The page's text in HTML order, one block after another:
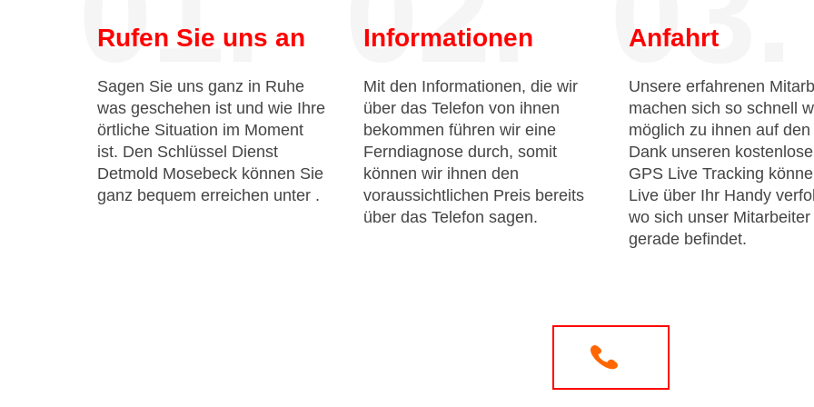
Rufen Sie uns an
Sagen Sie uns ganz in Ruhe
was geschehen ist und wie Ihre
örtliche Situation im Moment
ist. Den Schlüssel Dienst
Detmold Mosebeck können Sie
ganz bequem erreichen unter .
Informationen
Mit den Informationen, die wir
über das Telefon von ihnen
bekommen führen wir eine
Ferndiagnose durch, somit
können wir ihnen den
voraussichtlichen Preis bereits
über das Telefon sagen.
Anfahrt
Unsere erfahrenen
machen sich so schnell
möglich zu ihnen auf
Dank unseren
GPS Live Tracking
Live über Ihr Handy
wo sich unser Mitarbeiter
gerade befindet.